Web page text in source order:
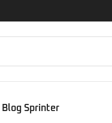
Blog Sprinter